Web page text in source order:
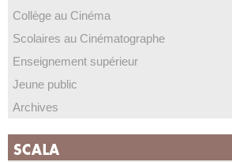
Collège au Cinéma
Scolaires au Cinématographe
Enseignement supérieur
Jeune public
Archives